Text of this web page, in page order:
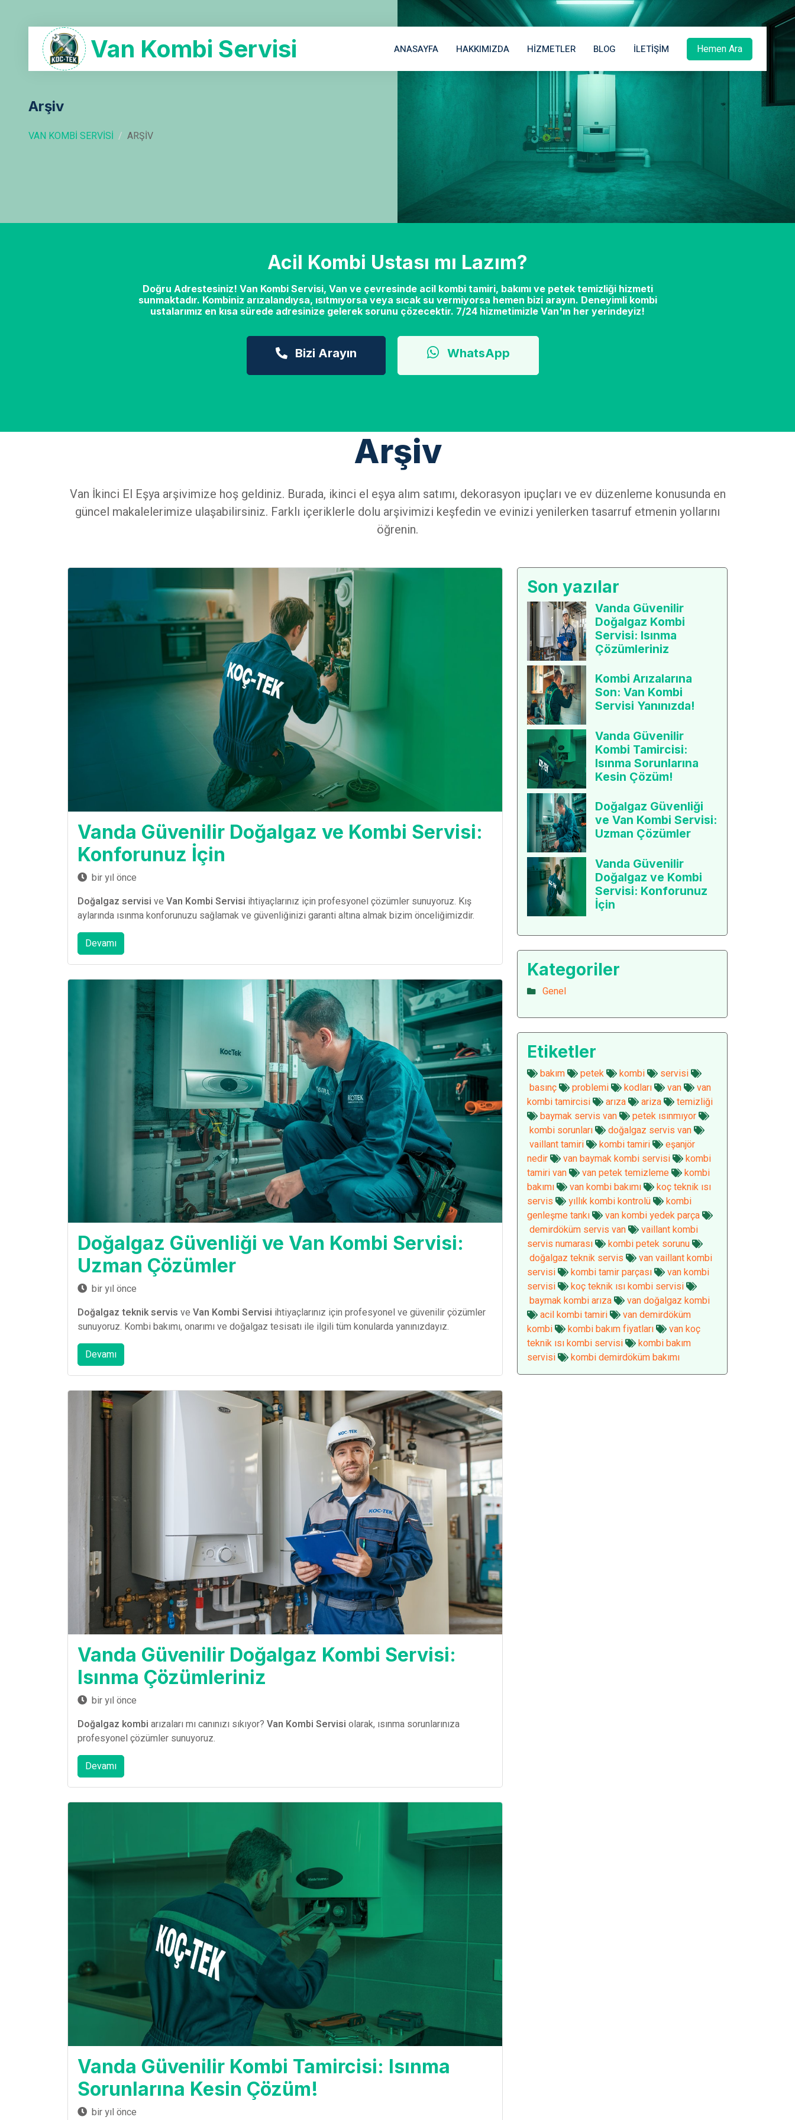
Van Kombi Servisi ANASAYFA HAKKIMIZDA HIZMETLER BLOG İLETIŞIM Hemen Ara
Arşiv
VAN KOMBI SERVISI ARŞIV
Acil Kombi Ustası mı Lazım?
Doğru Adrestesiniz! Van Kombi Servisi, Van ve çevresinde acil kombi tamiri, bakımı ve petek temizliği hizmeti
sunmaktadır. Kombiniz arızalandıysa, ısıtmıyorsa veya sıcak su vermiyorsa hemen bizi arayın. Deneyimli kombi
ustalarımız en kısa sürede adresinize gelerek sorunu çözecektir. 7/24 hizmetimizle Van'ın her yerindeyiz!
Bizi Arayın WhatsApp
Arşiv
Van İkinci El Eşya arşivimize hoş geldiniz. Burada, ikinci el eşya alım satımı, dekorasyon ipuçları ve ev düzenleme konusunda en
güncel makalelerimize ulaşabilirsiniz. Farklı içeriklerle dolu arşivimizi keşfedin ve evinizi yenilerken tasarruf etmenin yollarını
öğrenin.
Vanda Güvenilir Doğalgaz ve Kombi Servisi:
Konforunuz İçin
bir yıl önce
Doğalgaz servisi ve Van Kombi Servisi ihtiyaçlarınız için profesyonel çözümler sunuyoruz. Kış
aylarında ısınma konforunuzu sağlamak ve güvenliğinizi garanti altına almak bizim önceliğimizdir.
Devamı
Doğalgaz Güvenliği ve Van Kombi Servisi:
Uzman Çözümler
bir yıl önce
Doğalgaz teknik servis ve Van Kombi Servisi ihtiyaçlarınız için profesyonel ve güvenilir çözümler
sunuyoruz. Kombi bakımı, onarımı ve doğalgaz tesisatı ile ilgili tüm konularda yanınızdayız.
Devamı
Vanda Güvenilir Doğalgaz Kombi Servisi:
Isınma Çözümleriniz
bir yıl önce
Doğalgaz kombi arızaları mı canınızı sıkıyor? Van Kombi Servisi olarak, ısınma sorunlarınıza
profesyonel çözümler sunuyoruz.
Devamı
Vanda Güvenilir Kombi Tamircisi: Isınma
Sorunlarına Kesin Çözüm!
bir yıl önce
Son yazılar
Vanda Güvenilir
Doğalgaz Kombi
Servisi: Isınma
Çözümleriniz
Kombi Arızalarına
Son: Van Kombi
Servisi Yanınızda!
Vanda Güvenilir
Kombi Tamircisi:
Isınma Sorunlarına
Kesin Çözüm!
Doğalgaz Güvenliği
ve Van Kombi Servisi:
Uzman Çözümler
Vanda Güvenilir
Doğalgaz ve Kombi
Servisi: Konforunuz
İçin
Kategoriler
Genel
Etiketler
bakım petek kombi
servisi
basınç
problemi kodları van
van
kombi tamircisi
arıza ariza
temizliği
baymak servis van
petek ısınmıyor
kombi sorunları
doğalgaz servis van
vaillant tamiri
kombi tamiri
eşanjör
nedir
van baymak kombi servisi
kombi
tamiri van
van petek temizleme
kombi
bakımı
van kombi bakımı
koç teknik ısı
servis
yıllık kombi kontrolü
kombi
genleşme tankı
van kombi yedek parça
demirdöküm servis van
vaillant kombi
servis numarası
kombi petek sorunu
doğalgaz teknik servis
van vaillant kombi
servisi
kombi tamir parçası
van kombi
servisi
koç teknik ısı kombi servisi
baymak kombi arıza
van doğalgaz kombi
acil kombi tamiri
van demirdöküm
kombi
kombi bakım fiyatları
van koç
teknik ısı kombi servisi
kombi bakım
servisi
kombi demirdöküm bakımı